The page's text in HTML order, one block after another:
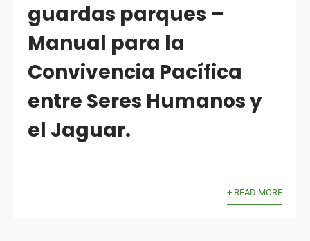
guardas parques –
Manual para la
Convivencia Pacífica
entre Seres Humanos y
el Jaguar.
+ READ MORE